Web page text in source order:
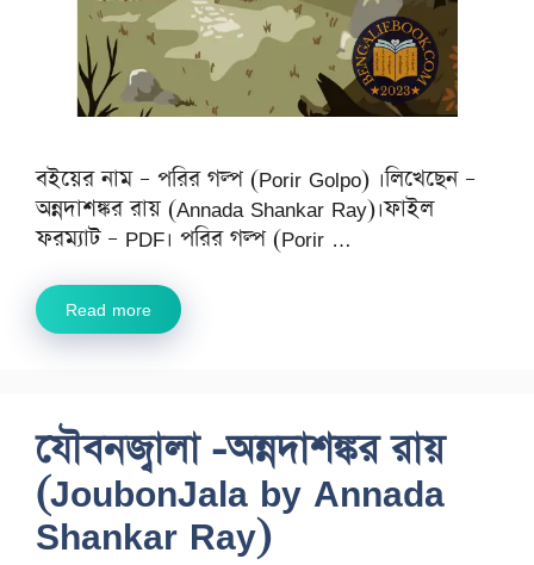
বইয়ের নাম – পরির গল্প (Porir Golpo) ।লিখেছেন –
অন্নদাশঙ্কর রায় (Annada Shankar Ray)।ফাইল
ফরম্যাট – PDF। পরির গল্প (Porir …
Read more
যৌবনজ্বালা -অন্নদাশঙ্কর রায়
(JoubonJala by Annada
Shankar Ray)